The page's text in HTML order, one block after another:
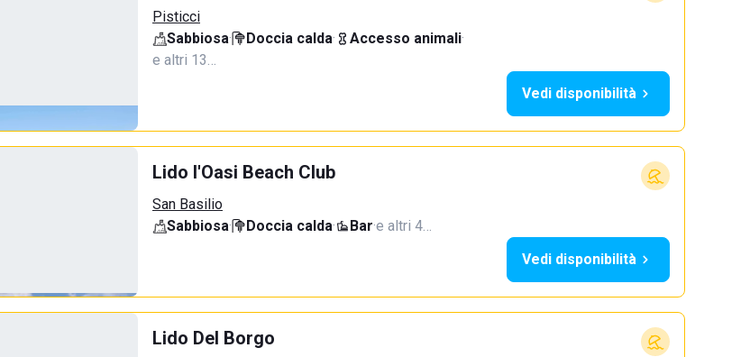
Pisticci
Sabbiosa· Doccia calda· Accesso animali·
e altri 13…
Vedi disponibilità
Lido l'Oasi Beach Club
San Basilio
Sabbiosa· Doccia calda· Bar·e altri 4…
Vedi disponibilità
Lido Del Borgo